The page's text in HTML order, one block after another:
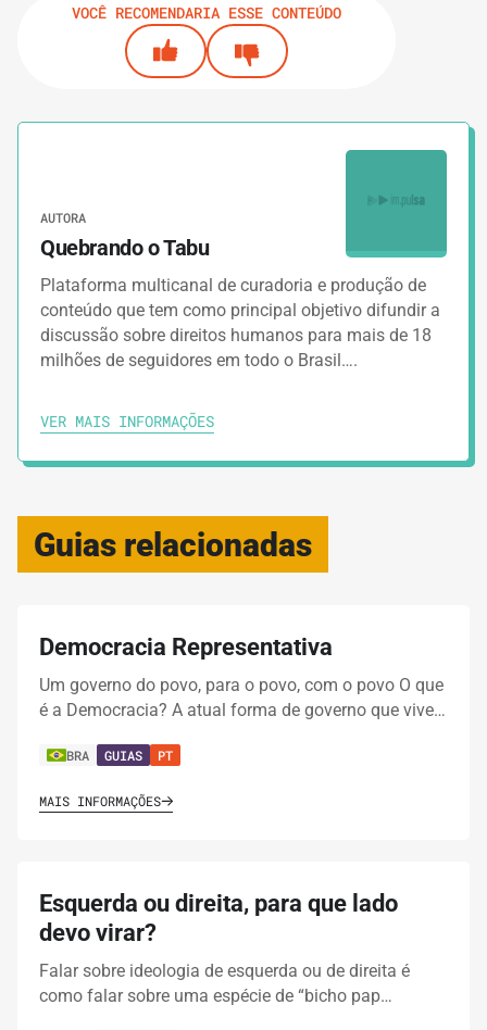
VOCÊ RECOMENDARIA ESSE CONTEÚDO
AUTORA
Quebrando o Tabu
Plataforma multicanal de curadoria e produção de
conteúdo que tem como principal objetivo difundir a
discussão sobre direitos humanos para mais de 18
milhões de seguidores em todo o Brasil….
VER MAIS INFORMAÇÕES
Guias relacionadas
Democracia Representativa
Um governo do povo, para o povo, com o povo O que
é a Democracia? A atual forma de governo que vive…
BRA GUIAS PT
MAIS INFORMAÇÕES
Esquerda ou direita, para que lado
devo virar?
Falar sobre ideologia de esquerda ou de direita é
como falar sobre uma espécie de “bicho pap…